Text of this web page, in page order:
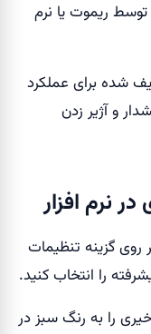
توسط ریموت یا نرم
شده برای عملکرد
و آژیر زدن
نرم افزار
روی گزینه تنظیمات
را انتخاب کنید.
را به رنگ سبز در